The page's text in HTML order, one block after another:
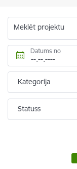
Meklēt projektu
Datums no
Kategorija
Statuss